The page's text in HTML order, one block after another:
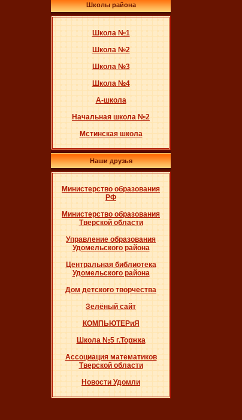
Школы района
Школа №1
Школа №2
Школа №3
Школа №4
А-школа
Начальная школа №2
Мстинская школа
Наши друзья
Министерство образования
РФ
Министерство образования
Тверской области
Управление образования
Удомельского района
Центральная библиотека
Удомельского района
Дом детского творчества
Зелёный сайт
КОМПЬЮТЕРиЯ
Школа №5 г.Торжка
Ассоциация математиков
Тверской области
Новости Удомли